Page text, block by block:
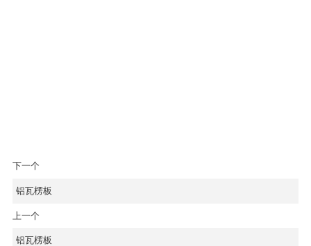
下一个
铝瓦楞板
上一个
铝瓦楞板